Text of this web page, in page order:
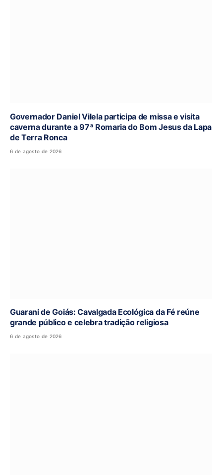
Governador Daniel Vilela participa de missa e visita
caverna durante a 97ª Romaria do Bom Jesus da Lapa
de Terra Ronca
6 de agosto de 2026
Guarani de Goiás: Cavalgada Ecológica da Fé reúne
grande público e celebra tradição religiosa
6 de agosto de 2026